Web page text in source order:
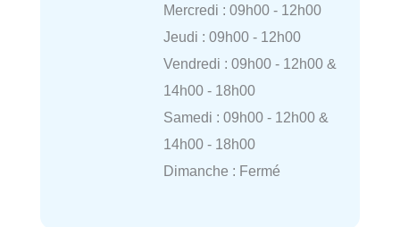
Mercredi : 09h00 - 12h00
Jeudi : 09h00 - 12h00
Vendredi : 09h00 - 12h00 &
14h00 - 18h00
Samedi : 09h00 - 12h00 &
14h00 - 18h00
Dimanche : Fermé